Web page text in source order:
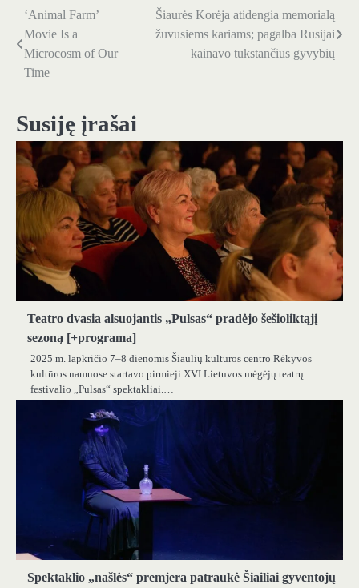
Navigacija
tarp
įrašų
‘Animal Farm’
Movie Is a
Microcosm of Our
Time
Šiaurės Korėja atidengia memorialą
žuvusiems kariams; pagalba Rusijai
kainavo tūkstančius gyvybių
Susiję įrašai
Teatro dvasia alsuojantis „Pulsas“ pradėjo šešioliktąjį
sezoną [+programa]
2025 m. lapkričio 7–8 dienomis Šiaulių kultūros centro Rėkyvos
kultūros namuose startavo pirmieji XVI Lietuvos mėgėjų teatrų
festivalio „Pulsas“ spektakliai.…
Spektaklio „našlės“ premjera patraukė Šiailiai gyventojų